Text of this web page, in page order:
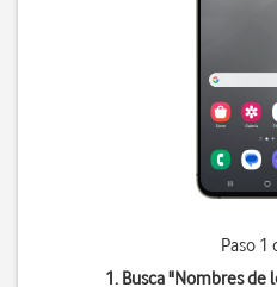
Paso 1
1. Busca "Nombres de